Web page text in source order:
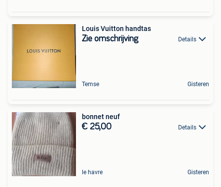
Louis Vuitton handtas
Zie omschrijving Details
Temse Gisteren
bonnet neuf
€ 25,00 Details
le havre Gisteren